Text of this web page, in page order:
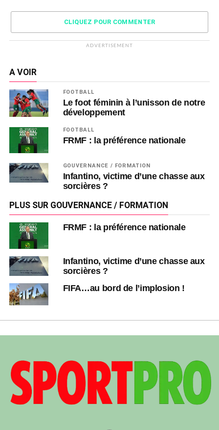
CLIQUEZ POUR COMMENTER
ADVERTISEMENT
A VOIR
FOOTBALL
Le foot féminin à l’unisson de notre
développement
FOOTBALL
FRMF : la préférence nationale
GOUVERNANCE / FORMATION
Infantino, victime d’une chasse aux
sorcières ?
PLUS SUR GOUVERNANCE / FORMATION
FRMF : la préférence nationale
Infantino, victime d’une chasse aux
sorcières ?
FIFA…au bord de l’implosion !